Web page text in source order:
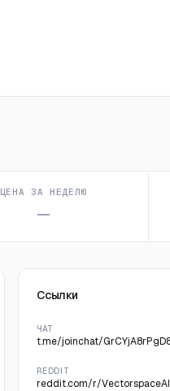
ЦЕНА ЗА НЕДЕЛЮ
—
Ссылки
ЧАТ
t.me/joinchat/
REDDIT
reddit.com/r/VectorspaceAI